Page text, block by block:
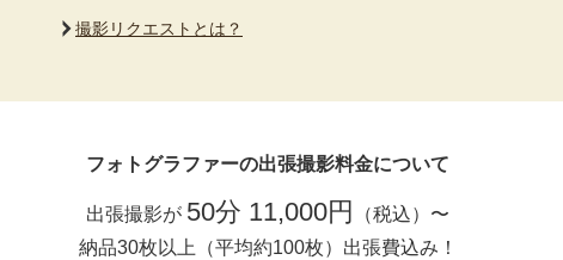
撮影リクエストとは？
フォトグラファーの出張撮影料金について
出張撮影が 50分 11,000円
（税込）〜
納品30枚以上（平均約100枚）出張費込み！